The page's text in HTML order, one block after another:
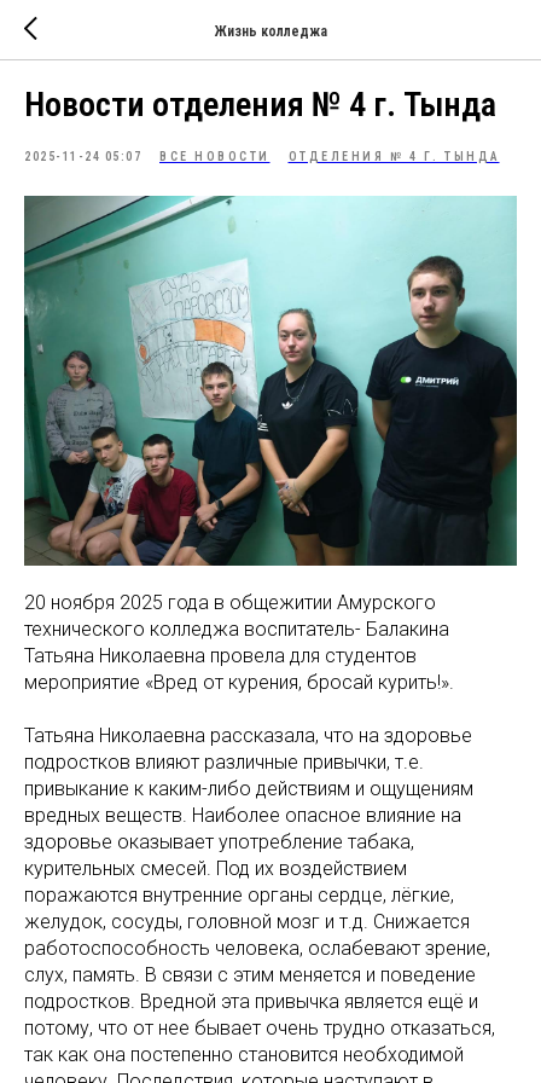
Жизнь колледжа
Новости отделения № 4 г. Тында
2025-11-24 05:07 ВСЕ НОВОСТИ ОТДЕЛЕНИЯ № 4 Г. ТЫНДА
20 ноября 2025 года в общежитии Амурского
технического колледжа воспитатель- Балакина
Татьяна Николаевна провела для студентов
мероприятие «Вред от курения, бросай курить!».
Татьяна Николаевна рассказала, что на здоровье
подростков влияют различные привычки, т.е.
привыкание к каким-либо действиям и ощущениям
вредных веществ. Наиболее опасное влияние на
здоровье оказывает употребление табака,
курительных смесей. Под их воздействием
поражаются внутренние органы сердце, лёгкие,
желудок, сосуды, головной мозг и т.д. Снижается
работоспособность человека, ослабевают зрение,
слух, память. В связи с этим меняется и поведение
подростков. Вредной эта привычка является ещё и
потому, что от нее бывает очень трудно отказаться,
так как она постепенно становится необходимой